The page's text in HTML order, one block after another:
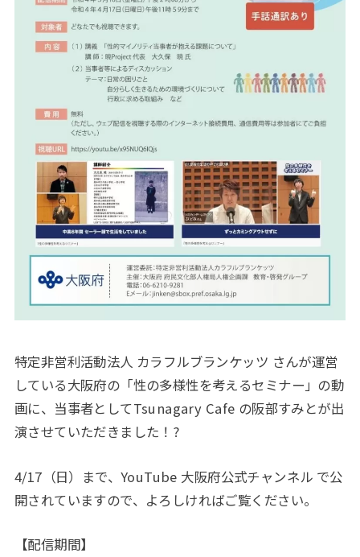
特定非営利活動法人 カラフルブランケッツ さんが運営
している大阪府の「性の多様性を考えるセミナー」の動
画に、当事者としてTsunagary Cafe の阪部すみとが出
演させていただきました！?
4/17（日）まで、YouTube 大阪府公式チャンネル で公
開されていますので、よろしければご覧ください。
【配信期間】